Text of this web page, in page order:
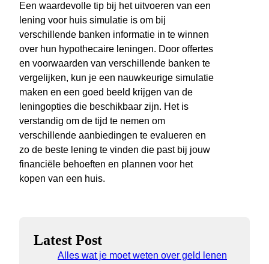
Een waardevolle tip bij het uitvoeren van een
lening voor huis simulatie is om bij
verschillende banken informatie in te winnen
over hun hypothecaire leningen. Door offertes
en voorwaarden van verschillende banken te
vergelijken, kun je een nauwkeurige simulatie
maken en een goed beeld krijgen van de
leningopties die beschikbaar zijn. Het is
verstandig om de tijd te nemen om
verschillende aanbiedingen te evalueren en
zo de beste lening te vinden die past bij jouw
financiële behoeften en plannen voor het
kopen van een huis.
Latest Post
Alles wat je moet weten over geld lenen